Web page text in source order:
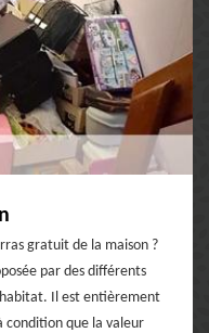
gratuit de la maison ?
par des différents
Il est entièrement
condition que la valeur